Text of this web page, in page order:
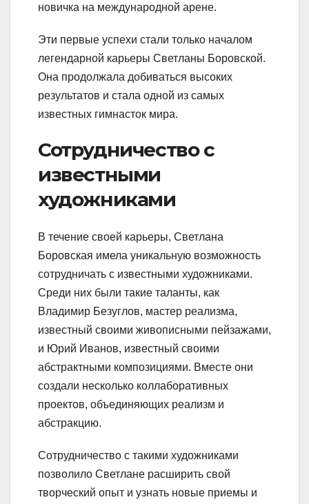
новичка на международной арене.
Эти первые успехи стали только началом
легендарной карьеры Светланы Боровской.
Она продолжала добиваться высоких
результатов и стала одной из самых
известных гимнасток мира.
Сотрудничество с
известными
художниками
В течение своей карьеры, Светлана
Боровская имела уникальную возможность
сотрудничать с известными художниками.
Среди них были такие таланты, как
Владимир Безуглов, мастер реализма,
известный своими живописными пейзажами,
и Юрий Иванов, известный своими
абстрактными композициями. Вместе они
создали несколько коллаборативных
проектов, объединяющих реализм и
абстракцию.
Сотрудничество с такими художниками
позволило Светлане расширить свой
творческий опыт и узнать новые приемы и